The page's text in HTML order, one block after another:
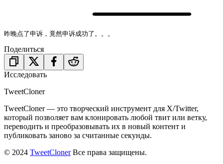
昨晚点了申诉，竟然申诉成功了。。。
Поделиться
Исследовать
TweetCloner
TweetCloner — это творческий инструмент для X/Twitter,
который позволяет вам клонировать любой твит или ветку,
переводить и преобразовывать их в новый контент и
публиковать заново за считанные секунды.
© 2024 TweetCloner Все права защищены.